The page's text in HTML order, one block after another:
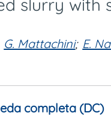
slurry with
G. Mattachini; E.
completa (DC)